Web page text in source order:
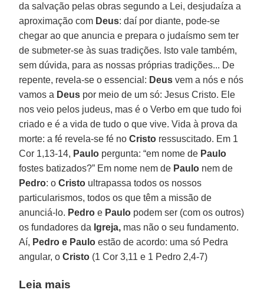
da salvação pelas obras segundo a Lei, desjudaíza a
aproximação com Deus: daí por diante, pode-se
chegar ao que anuncia e prepara o judaísmo sem ter
de submeter-se às suas tradições. Isto vale também,
sem dúvida, para as nossas próprias tradições... De
repente, revela-se o essencial: Deus vem a nós e nós
vamos a Deus por meio de um só: Jesus Cristo. Ele
nos veio pelos judeus, mas é o Verbo em que tudo foi
criado e é a vida de tudo o que vive. Vida à prova da
morte: a fé revela-se fé noCristo ressuscitado. Em 1
Cor 1,13-14, Paulo pergunta: “em nome de Paulo
fostes batizados?” Em nome nem de Paulo nem de
Pedro: oCristo ultrapassa todos os nossos
particularismos, todos os que têm a missão de
anunciá-lo. Pedroe Paulo podem ser (com os outros)
os fundadores da Igreja, mas não o seu fundamento.
Aí, Pedro e Paulo estão de acordo: uma só Pedra
angular, oCristo (1 Cor 3,11 e 1 Pedro 2,4-7)
Leia mais